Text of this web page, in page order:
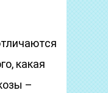
какая
–